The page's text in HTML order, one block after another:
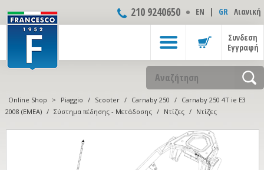
210 9240650 ΕΝ | GR Λιανική
Συνδεση
Εγγραφή
Online Shop > Piaggio / Scooter / Carnaby 250 / Carnaby 250 4T ie E3
2008 (EMEA) / Σύστημα πέδησης - Μετάδοσης / Ντίζες / Ντίζες